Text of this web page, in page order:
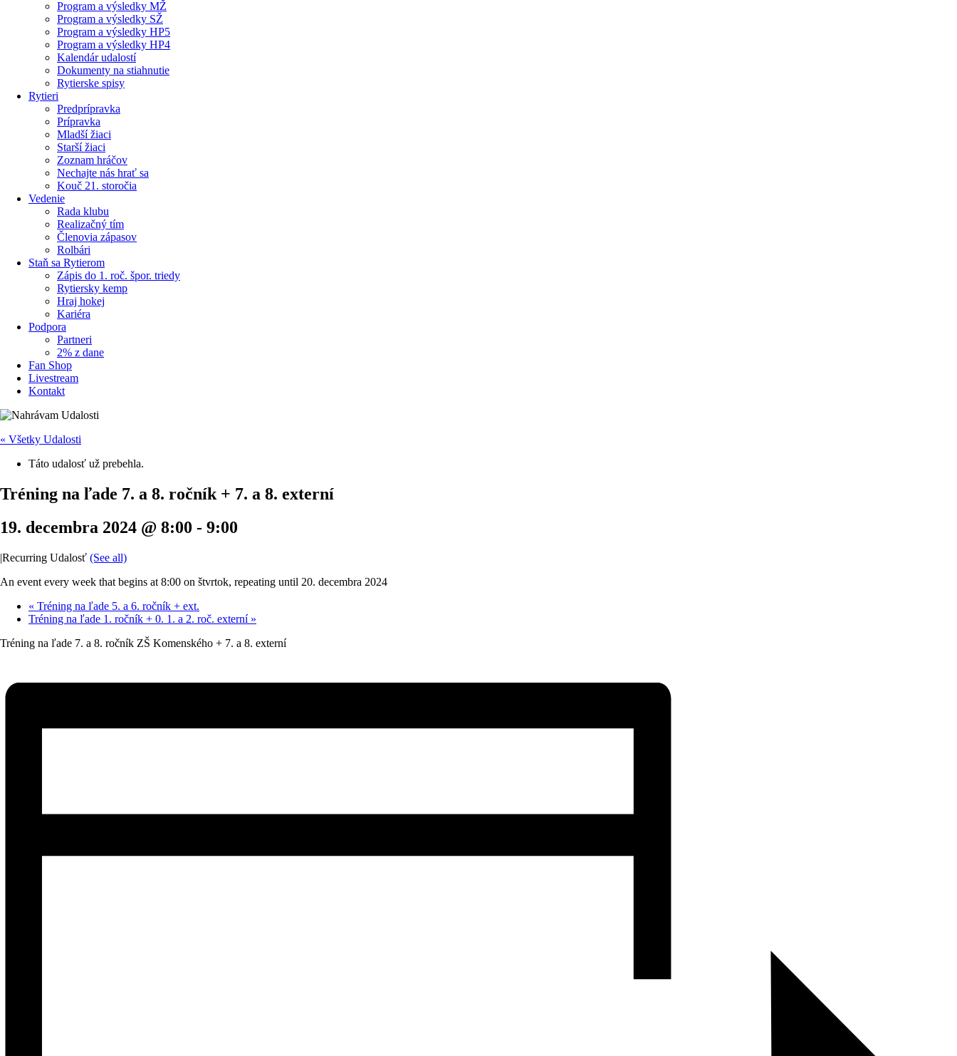
Program a výsledky MŽ
Program a výsledky SŽ
Program a výsledky HP5
Program a výsledky HP4
Kalendár udalostí
Dokumenty na stiahnutie
Rytierske spisy
Rytieri
Predprípravka
Prípravka
Mladší žiaci
Starší žiaci
Zoznam hráčov
Nechajte nás hrať sa
Kouč 21. storočia
Vedenie
Rada klubu
Realizačný tím
Členovia zápasov
Rolbári
Staň sa Rytierom
Zápis do 1. roč. špor. triedy
Rytiersky kemp
Hraj hokej
Kariéra
Podpora
Partneri
2% z dane
Fan Shop
Livestream
Kontakt
« Všetky Udalosti
Táto udalosť už prebehla.
Tréning na ľade 7. a 8. ročník + 7. a 8. externí
19. decembra 2024 @ 8:00 - 9:00
|Recurring Udalosť (See all)
An event every week that begins at 8:00 on štvrtok, repeating until 20. decembra 2024
« Tréning na ľade 5. a 6. ročník + ext.
Tréning na ľade 1. ročník + 0. 1. a 2. roč. externí »
Tréning na ľade 7. a 8. ročník ZŠ Komenského + 7. a 8. externí